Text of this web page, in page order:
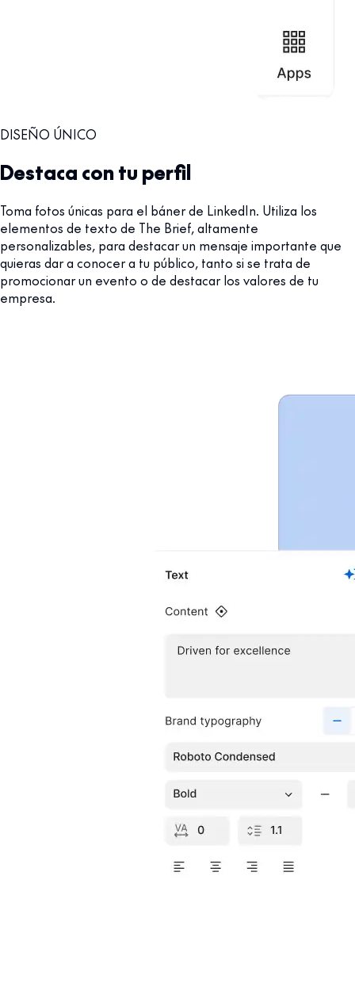
DISEÑO ÚNICO
Destaca con tu perfil
Toma fotos únicas para el báner de LinkedIn. Utiliza los
elementos de texto de The Brief, altamente
personalizables, para destacar un mensaje importante que
quieras dar a conocer a tu público, tanto si se trata de
promocionar un evento o de destacar los valores de tu
empresa.